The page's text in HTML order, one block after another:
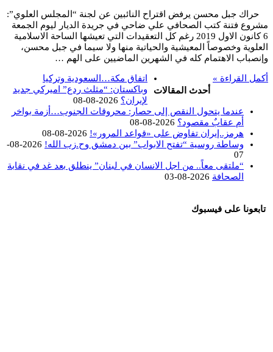
حراك جبل محسن يرفض اقتراح النائبين عن لجنة “المجلس العلوي”:
مشروع فتنة كتب الصحافي علي ضاحي في جريدة الديار ليوم الجمعة
6 كانون الاول 2019 رغم كل التعقيدات التي تعيشها الساحة الاسلامية
العلوية وخصوصاً المعيشية والحياتية منها ولا سيما في جبل محسن،
وإنصباب الاهتمام كله في الشهرين الماضيين على الهم …
أكمل القراءة »
أحدث المقالات
اتفاق مكة…السعودية وتركيا
وباكستان: “مثلث ردع” اميركي جديد
لإيران؟ 2026-08-08
عندما يتحول النقص إلى حصار: محروقات الجنوب…أزمة بواخر
أم عقابٌ مقصود؟ 2026-08-08
هرمز..إيران تفاوض على «قواعد المرور»! 2026-08-08
وساطة روسية “تفتح الابواب” بين دمشق وح.زب الله!
2026-08-
07
“ملتقى معاً.. من اجل الانسان في لبنان” ينطلق بعد غد في نقابة
الصحافة 2026-08-03
تابعونا على فيسبوك